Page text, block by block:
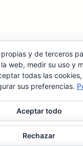
y de terceros
web, medir su uso y
todas las
sus preferencias.
Aceptar todo
Rechazar